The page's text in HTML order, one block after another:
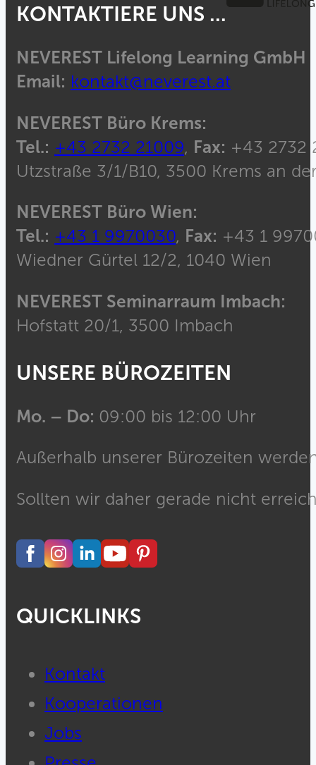
KONTAKTIERE UNS ...
NEVEREST Lifelong Learning GmbH
Email: kontakt@neverest.at
NEVEREST Büro Krems:
Tel.: +43 2732 21009, Fax: +43 2732
Utzstraße 3/1/B10, 3500 Krems an
NEVEREST Büro Wien:
Tel.: +43 1 9970030, Fax: +43 1
Wiedner Gürtel 12/2, 1040 Wien
NEVEREST Seminarraum Imbach:
Hofstatt 20/1, 3500 Imbach
UNSERE BÜROZEITEN
Mo. – Do: 09:00 bis 12:00 Uhr
Außerhalb unserer Bürozeiten
Sollten wir daher gerade nicht
QUICKLINKS
Kontakt
Kooperationen
Jobs